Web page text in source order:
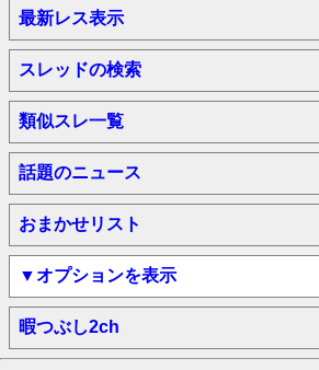
最新レス表示
スレッドの検索
類似スレ一覧
話題のニュース
おまかせリスト
▼オプションを表示
暇つぶし2ch